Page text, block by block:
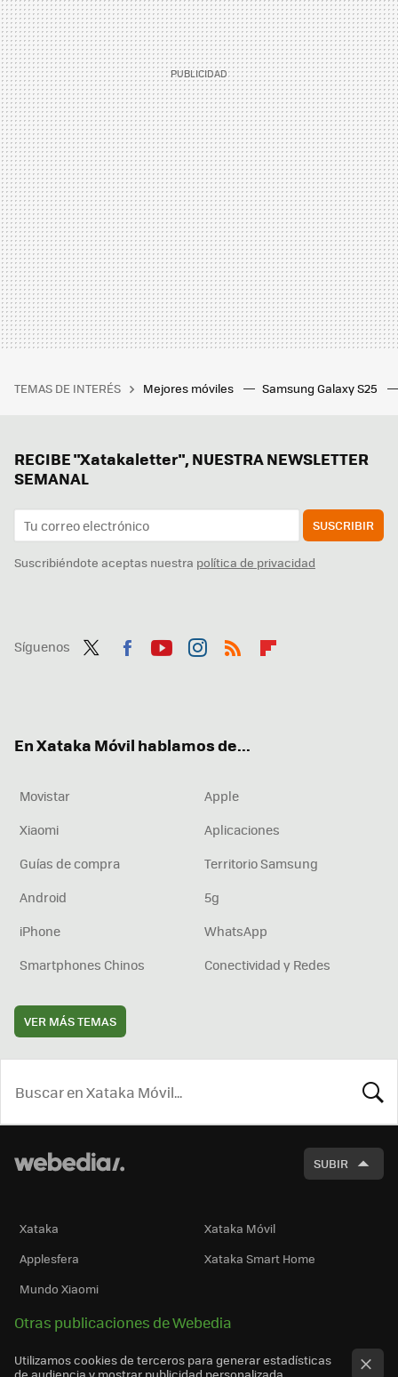
TEMAS DE INTERÉS Mejores móviles Samsung Galaxy S25
RECIBE "Xatakaletter", NUESTRA NEWSLETTER
SEMANAL
SUSCRIBIR
Suscribiéndote aceptas nuestra política de privacidad
Síguenos
En Xataka Móvil hablamos de...
Movistar
Apple
Xiaomi
Aplicaciones
Guías de compra
Territorio Samsung
Android
5g
iPhone
WhatsApp
Smartphones Chinos
Conectividad y Redes
VER MÁS TEMAS
SUBIR
Xataka
Xataka Móvil
Applesfera
Xataka Smart Home
Mundo Xiaomi
Otras publicaciones de Webedia
Utilizamos cookies de terceros para generar estadísticas